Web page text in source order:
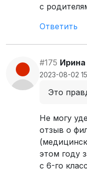
с
Ответить
#175
2023-08-02
Это
Не могу
отзыв о
этом году
с 6-го